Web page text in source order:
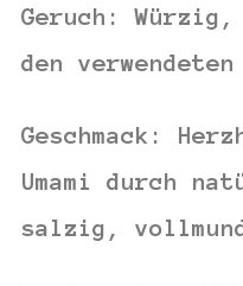
Geruch:
den
Geschmack:
Umami
durch
salzig,